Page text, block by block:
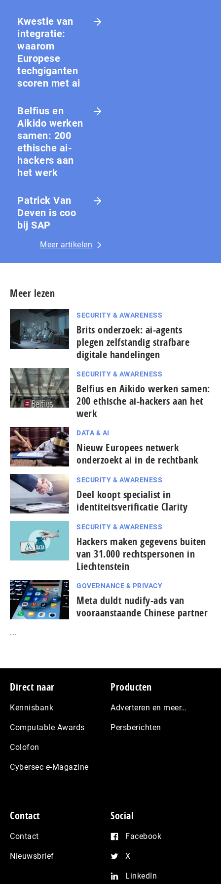
Kwestie van
integratie:
waarom
Europese
techgiganten
scoren met ai
Belfius en
Aikido werken
samen: 200
ethische ai-
hackers aan
het werk
Patrick Van
Deven is coo
bij SAP
Meer artikelen
Meer lezen
SECURITY & AWARENESS
Brits onderzoek: ai-agents
plegen zelfstandig strafbare
digitale handelingen
SECURITY & AWARENESS
Belfius en Aikido werken samen:
200 ethische ai-hackers aan het
werk
DATA & AI
Nieuw Europees netwerk
onderzoekt ai in de rechtbank
SECURITY & AWARENESS
Deel koopt specialist in
identiteitsverificatie Clarity
SECURITY & AWARENESS
Hackers maken gegevens buiten
van 31.000 rechtspersonen in
Liechtenstein
GOVERNANCE & PRIVACY
Meta duldt nudify-ads van
vooraanstaande Chinese partner
...
Footer
Direct naar
Kennisbank
Computable Awards
Colofon
Cybersec e-Magazine
Producten
Adverteren en meer…
Persberichten
Contact
Contact
Nieuwsbrief
Social
Facebook
X
LinkedIn